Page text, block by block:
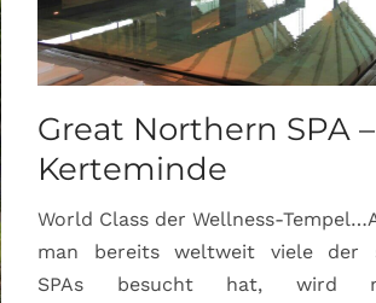
Great Northern SPA –
Kerteminde
World Class der Wellness-
man bereits weltweit viele der
SPAs besucht hat, wird